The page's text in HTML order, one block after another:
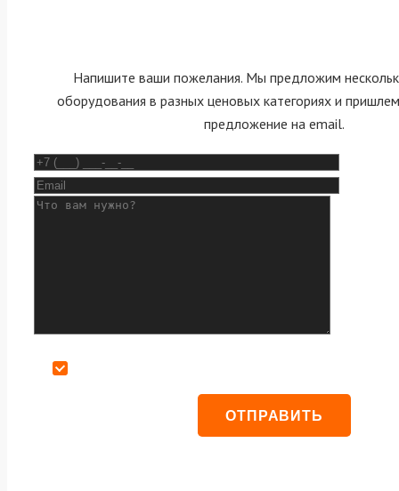
Напишите ваши пожелания. Мы предложим
оборудования в разных ценовых категориях и
предложение на email.